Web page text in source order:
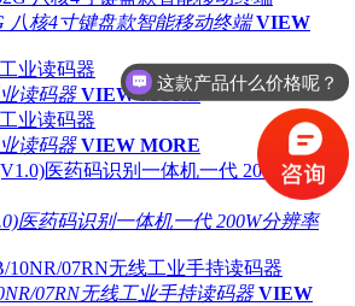
八核4寸键盘款智能移动终端 VIEW
读码器 VIEW MORE
读码器 VIEW MORE
医药码识别一体机一代 200W分辨率
07RN无线工业手持读码器 VIEW
这款产品什么价格呢？